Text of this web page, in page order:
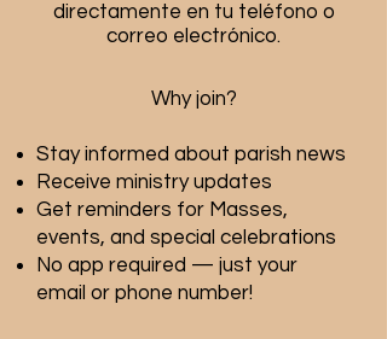
directamente en tu teléfono o
correo electrónico.
Why join?
Stay informed about parish news
Receive ministry updates
Get reminders for Masses,
events, and special celebrations
No app required — just your
email or phone number!